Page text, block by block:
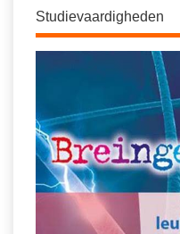
Studievaardigheden